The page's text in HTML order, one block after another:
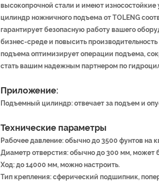
высокопрочной стали и имеют
цилиндр ножничного подъема от TOLENG
гарантирует безопасную работу вашего
бизнес-среде и повысить
подъема оптимизирует операции подъема,
стать вашим надежным партнером по
Приложение:
Подъемный цилиндр: отвечает за подъем и
Технические параметры
Рабочее давление: обычно до 3500 фунтов
Диаметр отверстия: обычно до 300 мм, может
Ход: до 14000 мм, можно настроить.
Тип крепления: сферический подшипник,